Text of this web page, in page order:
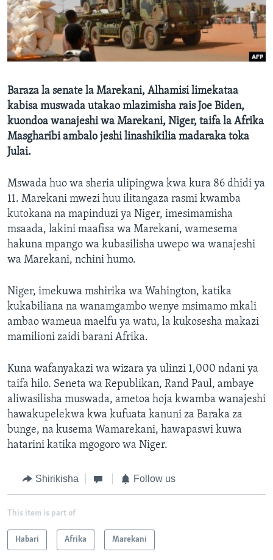
Baraza la senate la Marekani, Alhamisi limekataa
kabisa muswada utakao mlazimisha rais Joe Biden,
kuondoa wanajeshi wa Marekani, Niger, taifa la Afrika
Masgharibi ambalo jeshi linashikilia madaraka toka
Julai.
Mswada huo wa sheria ulipingwa kwa kura 86 dhidi ya
11. Marekani mwezi huu ilitangaza rasmi kwamba
kutokana na mapinduzi ya Niger, imesimamisha
msaada, lakini maafisa wa Marekani, wamesema
hakuna mpango wa kubasilisha uwepo wa wanajeshi
wa Marekani, nchini humo.
Niger, imekuwa mshirika wa Wahington, katika
kukabiliana na wanamgambo wenye msimamo mkali
ambao wameua maelfu ya watu, la kukosesha makazi
mamilioni zaidi barani Afrika.
Kuna wafanyakazi wa wizara ya ulinzi 1,000 ndani ya
taifa hilo. Seneta wa Republikan, Rand Paul, ambaye
aliwasilisha muswada, ametoa hoja kwamba wanajeshi
hawakupelekwa kwa kufuata kanuni za Baraka za
bunge, na kusema Wamarekani, hawapaswi kuwa
hatarini katika mgogoro wa Niger.
Shirikisha Follow us
This item is part of
Habari Afrika Marekani